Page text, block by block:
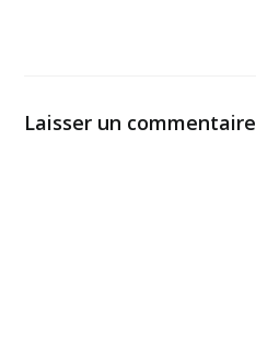
Laisser un commentaire